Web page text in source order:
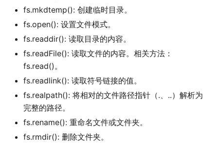
fs.mkdtemp(): 创建临时目录。
fs.open(): 设置文件模式。
fs.readdir(): 读取目录的内容。
fs.readFile(): 读取文件的内容。相关方法：
fs.read()。
fs.readlink(): 读取符号链接的值。
fs.realpath(): 将相对的文件路径指针（.、..）解析为
完整的路径。
fs.rename(): 重命名文件或文件夹。
fs.rmdir(): 删除文件夹。